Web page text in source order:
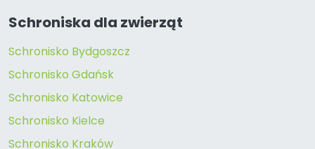
Schroniska dla zwierząt
Schronisko Bydgoszcz
Schronisko Gdańsk
Schronisko Katowice
Schronisko Kielce
Schronisko Kraków